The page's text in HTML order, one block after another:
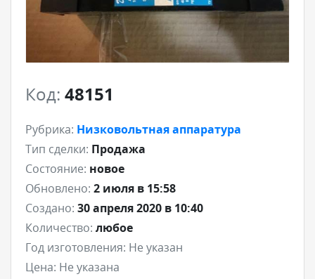
Код: 48151
Рубрика: Низковольтная аппаратура
Тип сделки: Продажа
Состояние: новое
Обновлено: 2 июля в 15:58
Создано: 30 апреля 2020 в 10:40
Количество: любое
Год изготовления: Не указан
Цена: Не указана